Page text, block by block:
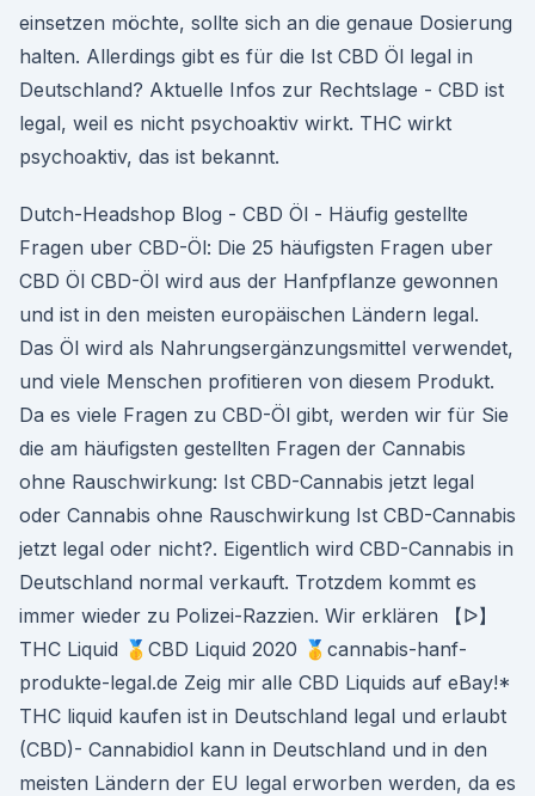
einsetzen möchte, sollte sich an die genaue Dosierung
halten. Allerdings gibt es für die Ist CBD Öl legal in
Deutschland? Aktuelle Infos zur Rechtslage - CBD ist
legal, weil es nicht psychoaktiv wirkt. THC wirkt
psychoaktiv, das ist bekannt.
Dutch-Headshop Blog - CBD Öl - Häufig gestellte
Fragen uber CBD-Öl: Die 25 häufigsten Fragen uber
CBD Öl CBD-Öl wird aus der Hanfpflanze gewonnen
und ist in den meisten europäischen Ländern legal.
Das Öl wird als Nahrungsergänzungsmittel verwendet,
und viele Menschen profitieren von diesem Produkt.
Da es viele Fragen zu CBD-Öl gibt, werden wir für Sie
die am häufigsten gestellten Fragen der Cannabis
ohne Rauschwirkung: Ist CBD-Cannabis jetzt legal
oder Cannabis ohne Rauschwirkung Ist CBD-Cannabis
jetzt legal oder nicht?. Eigentlich wird CBD-Cannabis in
Deutschland normal verkauft. Trotzdem kommt es
immer wieder zu Polizei-Razzien. Wir erklären 【ᐅ】
THC Liquid 🥇CBD Liquid 2020 🥇cannabis-hanf-
produkte-legal.de Zeig mir alle CBD Liquids auf eBay!*
THC liquid kaufen ist in Deutschland legal und erlaubt
(CBD)- Cannabidiol kann in Deutschland und in den
meisten Ländern der EU legal erworben werden, da es